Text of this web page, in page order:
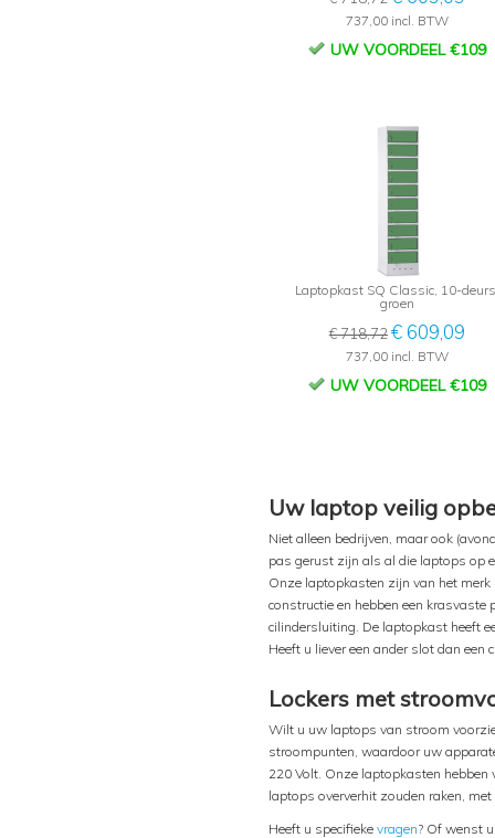
737,00 incl. BTW
UW VOORDEEL €109
Laptopkast SQ Classic, 10-
groen
€ 718,72€ 609,09
737,00 incl. BTW
UW VOORDEEL €109
Uw laptop veilig
Niet alleen bedrijven, maar ook
pas gerust zijn als al die laptops op
Onze laptopkasten zijn van het merk
constructie en hebben een
cilindersluiting. De laptopkast heeft
Heeft u liever een ander slot dan
Lockers met
Wilt u uw laptops van stroom
stroompunten, waardoor uw
220 Volt. Onze laptopkasten hebben
laptops oververhit zouden raken,
Heeft u specifieke vragen? Of wenst